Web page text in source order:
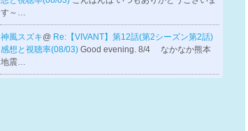
す～…
神風スズキ@ Re:【VIVANT】第12話(第2シーズン第2話)
感想と視聴率(08/03) Good evening. 8/4 なかなか熊本
地震…